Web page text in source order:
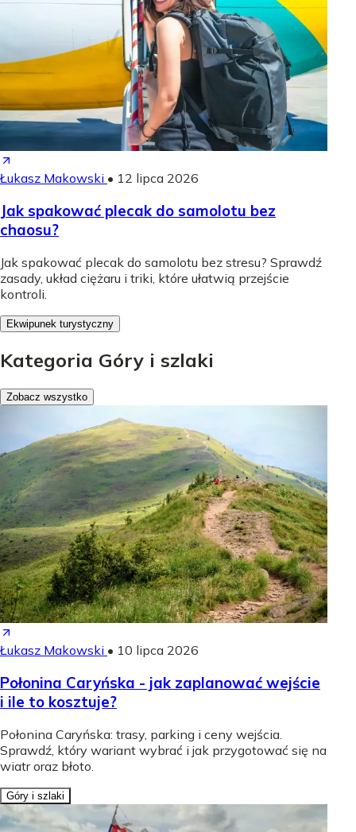
Łukasz Makowski • 12 lipca 2026
Jak spakować plecak do samolotu bez
chaosu?
Jak spakować plecak do samolotu bez stresu? Sprawdź
zasady, układ ciężaru i triki, które ułatwią przejście
kontroli.
Ekwipunek turystyczny
Kategoria Góry i szlaki
Zobacz wszystko
Łukasz Makowski • 10 lipca 2026
Połonina Caryńska - jak zaplanować wejście
i ile to kosztuje?
Połonina Caryńska: trasy, parking i ceny wejścia.
Sprawdź, który wariant wybrać i jak przygotować się na
wiatr oraz błoto.
Góry i szlaki